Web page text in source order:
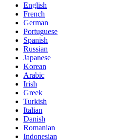
English
French
German
Portuguese
Spanish
Russian
Japanese
Korean
Arabic
Irish
Greek
Turkish
Italian
Danish
Romanian
Indonesian